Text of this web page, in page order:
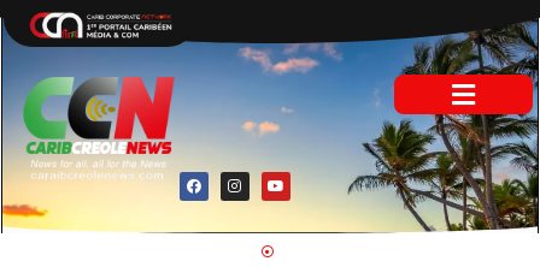
au
F
a
c
b
I
n
s
a
Y
o
u
u